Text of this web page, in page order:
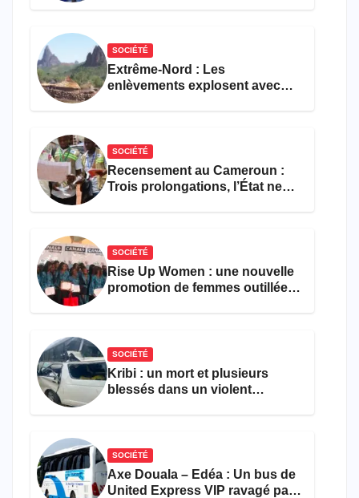
SOCIÉTÉ
Extrême-Nord : Les
enlèvements explosent avec
SOCIÉTÉ
Recensement au Cameroun :
Trois prolongations, l’État ne
SOCIÉTÉ
Rise Up Women : une nouvelle
promotion de femmes outillées
SOCIÉTÉ
Kribi : un mort et plusieurs
blessés dans un violent
SOCIÉTÉ
Axe Douala – Edéa : Un bus de
United Express VIP ravagé par